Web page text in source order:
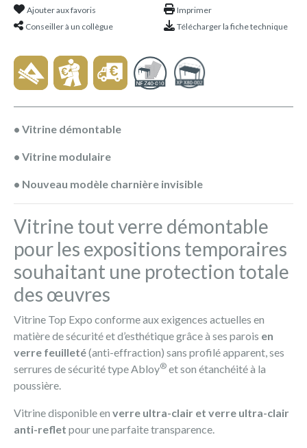
Ajouter aux favoris
Conseiller à un collègue
Imprimer
Télécharger la fiche technique
• Vitrine démontable
• Vitrine modulaire
• Nouveau modèle charnière invisible
Vitrine tout verre démontable
pour les expositions temporaires
souhaitant une protection totale
des œuvres
Vitrine Top Expo conforme aux exigences actuelles en
matière de sécurité et d’esthétique grâce à ses parois en
verre feuilleté(anti-effraction) sans profilé apparent, ses
serrures de sécurité type Abloy® et son étanchéité à la
poussière.
Vitrine disponible en verre ultra-clair et verre ultra-clair
anti-reflet pour une parfaite transparence.